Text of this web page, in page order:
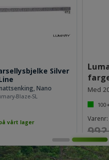
Silver
Nano
Blaze-SL
vårt lager
Velg
Med
100+
Varenr:
ink mva